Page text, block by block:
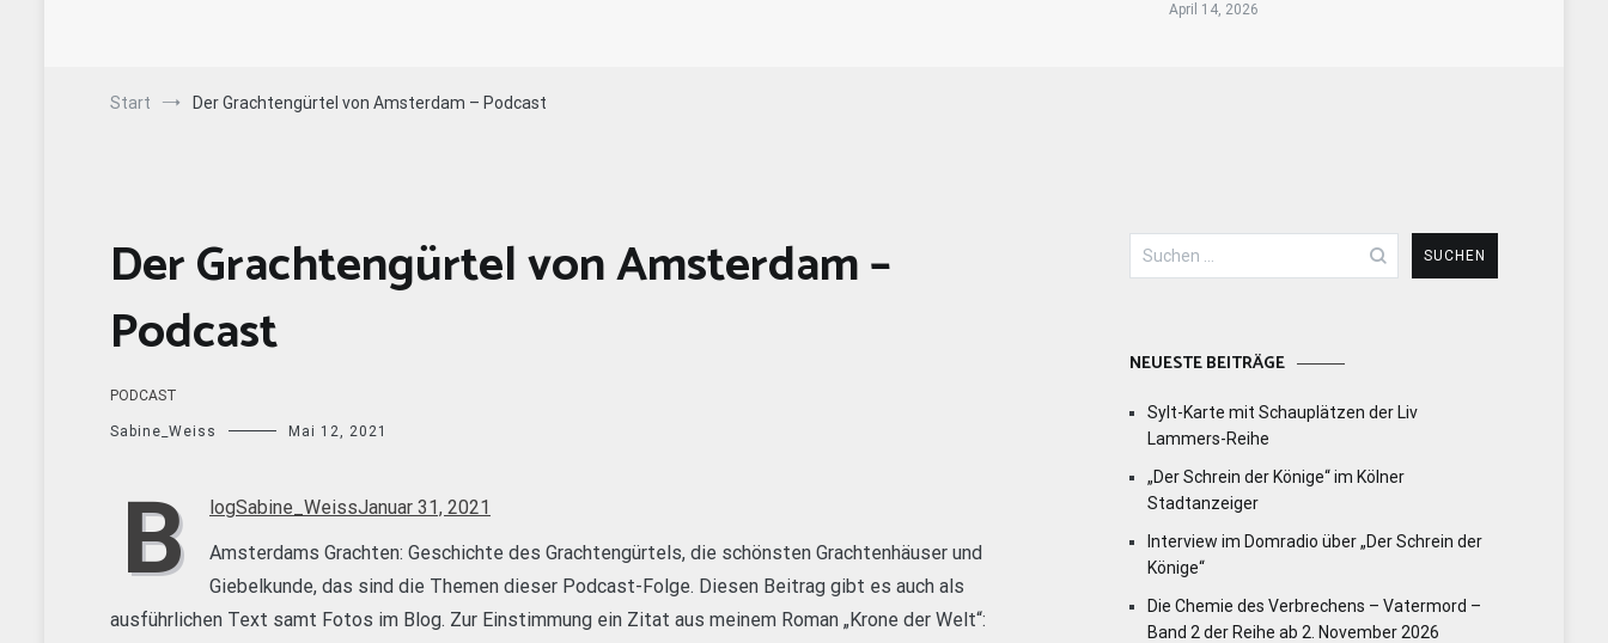
April 14, 2026
Start Der Grachtengürtel von Amsterdam – Podcast
Der Grachtengürtel von Amsterdam –
Podcast
PODCAST
Sabine_Weiss Mai 12, 2021
B logSabine_WeissJanuar 31, 2021
Amsterdams Grachten: Geschichte des Grachtengürtels, die schönsten Grachtenhäuser und
Giebelkunde, das sind die Themen dieser Podcast-Folge. Diesen Beitrag gibt es auch als
ausführlichen Text samt Fotos im Blog. Zur Einstimmung ein Zitat aus meinem Roman „Krone der Welt“:
Suchen
nach:
NEUESTE BEITRÄGE
Sylt-Karte mit Schauplätzen der Liv
Lammers-Reihe
„Der Schrein der Könige“ im Kölner
Stadtanzeiger
Interview im Domradio über „Der Schrein der
Könige“
Die Chemie des Verbrechens – Vatermord –
Band 2 der Reihe ab 2. November 2026